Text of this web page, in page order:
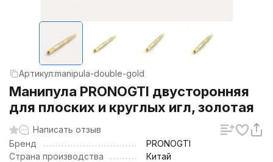
Артикул:manipula-double-gold
Манипула PRONOGTI двусторонняя
для плоских и круглых игл, золотая
Написать отзыв
Бренд
PRONOGTI
Страна производства
Китай